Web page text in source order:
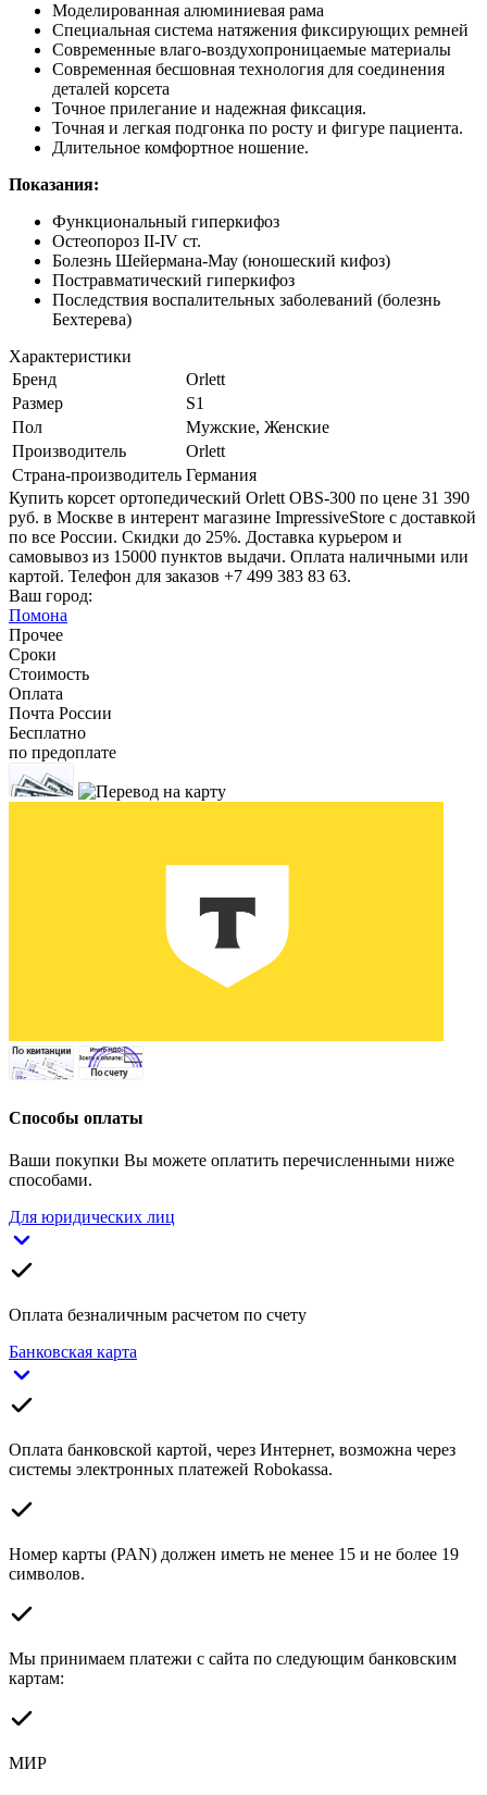
Моделированная алюминиевая рама
Специальная система натяжения фиксирующих ремней
Современные влаго-воздухопроницаемые материалы
Современная бесшовная технология для соединения
деталей корсета
Точное прилегание и надежная фиксация.
Точная и легкая подгонка по росту и фигуре пациента.
Длительное комфортное ношение.
Показания:
Функциональный гиперкифоз
Остеопороз II-IV ст.
Болезнь Шейермана-Мау (юношеский кифоз)
Постравматический гиперкифоз
Последствия воспалительных заболеваний (болезнь
Бехтерева)
Характеристики
Бренд
Orlett
Размер
S1
Пол
Мужские, Женские
Производитель
Orlett
Страна-производитель Германия
Купить корсет ортопедический Orlett OBS-300 по цене 31 390
руб. в Москве в интерент магазине ImpressiveStore с доставкой
по все России. Скидки до 25%. Доставка курьером и
самовывоз из 15000 пунктов выдачи. Оплата наличными или
картой. Телефон для заказов +7 499 383 83 63.
Ваш город:
Помона
Прочее
Сроки
Стоимость
Оплата
Почта России
Бесплатно
по предоплате
Способы оплаты
Ваши покупки Вы можете оплатить перечисленными ниже
способами.
Для юридических лиц
Оплата безналичным расчетом по счету
Банковская карта
Оплата банковской картой, через Интернет, возможна через
системы электронных платежей Robokassa.
Номер карты (PAN) должен иметь не менее 15 и не более 19
символов.
Мы принимаем платежи с сайта по следующим банковским
картам:
МИР